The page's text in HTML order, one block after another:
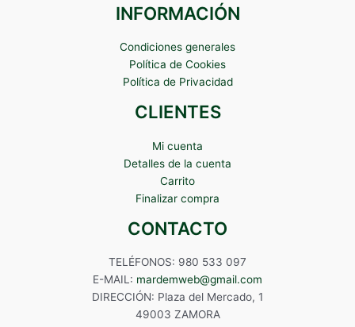
INFORMACIÓN
Condiciones generales
Política de Cookies
Política de Privacidad
CLIENTES
Mi cuenta
Detalles de la cuenta
Carrito
Finalizar compra
CONTACTO
TELÉFONOS: 980 533 097
E-MAIL: mardemweb@gmail.com
DIRECCIÓN: Plaza del Mercado, 1
49003 ZAMORA